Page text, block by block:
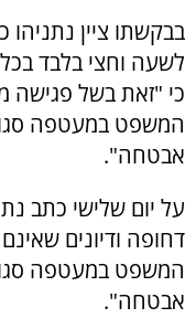
בבקשתו ציין
לשעה וחצי בלבד
כי "זאת בשל פגישה
המשפט במעטפה
אבטחה".
על יום שלישי כתב
דחופה ודיונים
המשפט במעטפה
אבטחה".